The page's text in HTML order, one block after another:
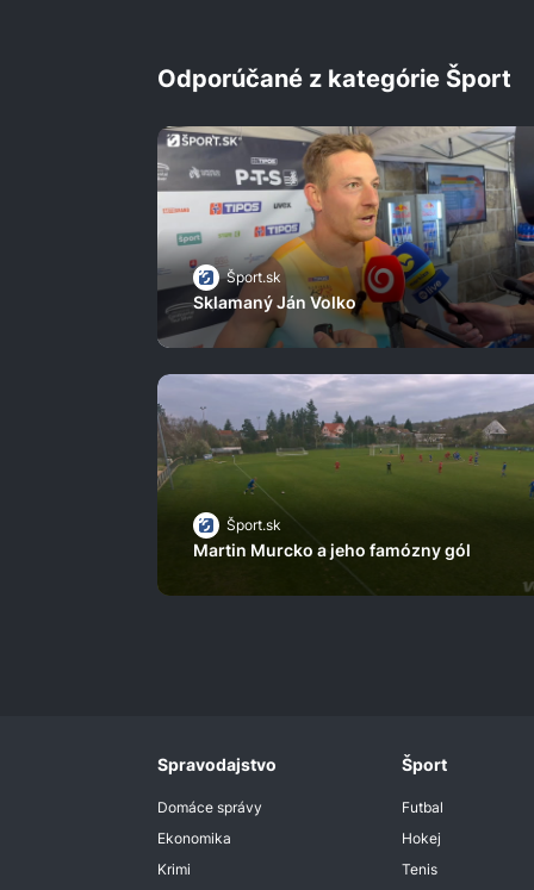
Odporúčané z kategórie Šport
Šport.sk
Sklamaný Ján Volko
Šport.sk
Martin Murcko a jeho famózny gól
Spravodajstvo
Domáce správy
Ekonomika
Krimi
Šport
Futbal
Hokej
Tenis